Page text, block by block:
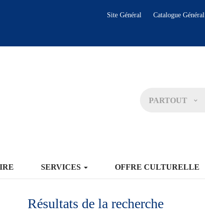
Site Général Catalogue Général
PARTOUT
SERVICES OFFRE CULTURELLE
Résultats de la recherche